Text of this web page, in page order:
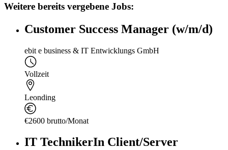
Weitere bereits vergebene Jobs:
Customer Success Manager (w/m/d)
ebit e business & IT Entwicklungs GmbH
Vollzeit
Leonding
€2600 brutto/Monat
IT TechnikerIn Client/Server